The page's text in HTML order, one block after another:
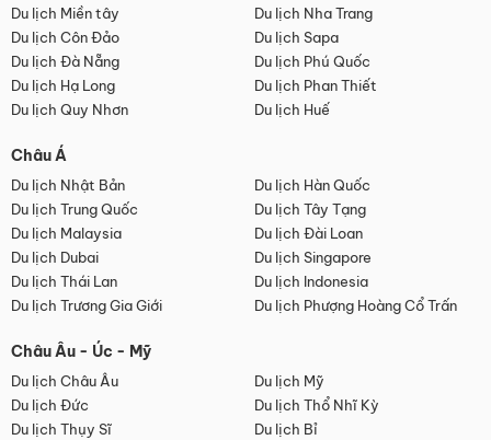
Du lịch Miền tây
Du lịch Nha Trang
Du lịch Côn Đảo
Du lịch Sapa
Du lịch Đà Nẵng
Du lịch Phú Quốc
Du lịch Hạ Long
Du lịch Phan Thiết
Du lịch Quy Nhơn
Du lịch Huế
Châu Á
Du lịch Nhật Bản
Du lịch Hàn Quốc
Du lịch Trung Quốc
Du lịch Tây Tạng
Du lịch Malaysia
Du lịch Đài Loan
Du lịch Dubai
Du lịch Singapore
Du lịch Thái Lan
Du lịch Indonesia
Du lịch Trương Gia Giới
Du lịch Phượng Hoàng Cổ Trấn
Châu Âu - Úc - Mỹ
Du lịch Châu Âu
Du lịch Mỹ
Du lịch Đức
Du lịch Thổ Nhĩ Kỳ
Du lịch Thụy Sĩ
Du lịch Bỉ